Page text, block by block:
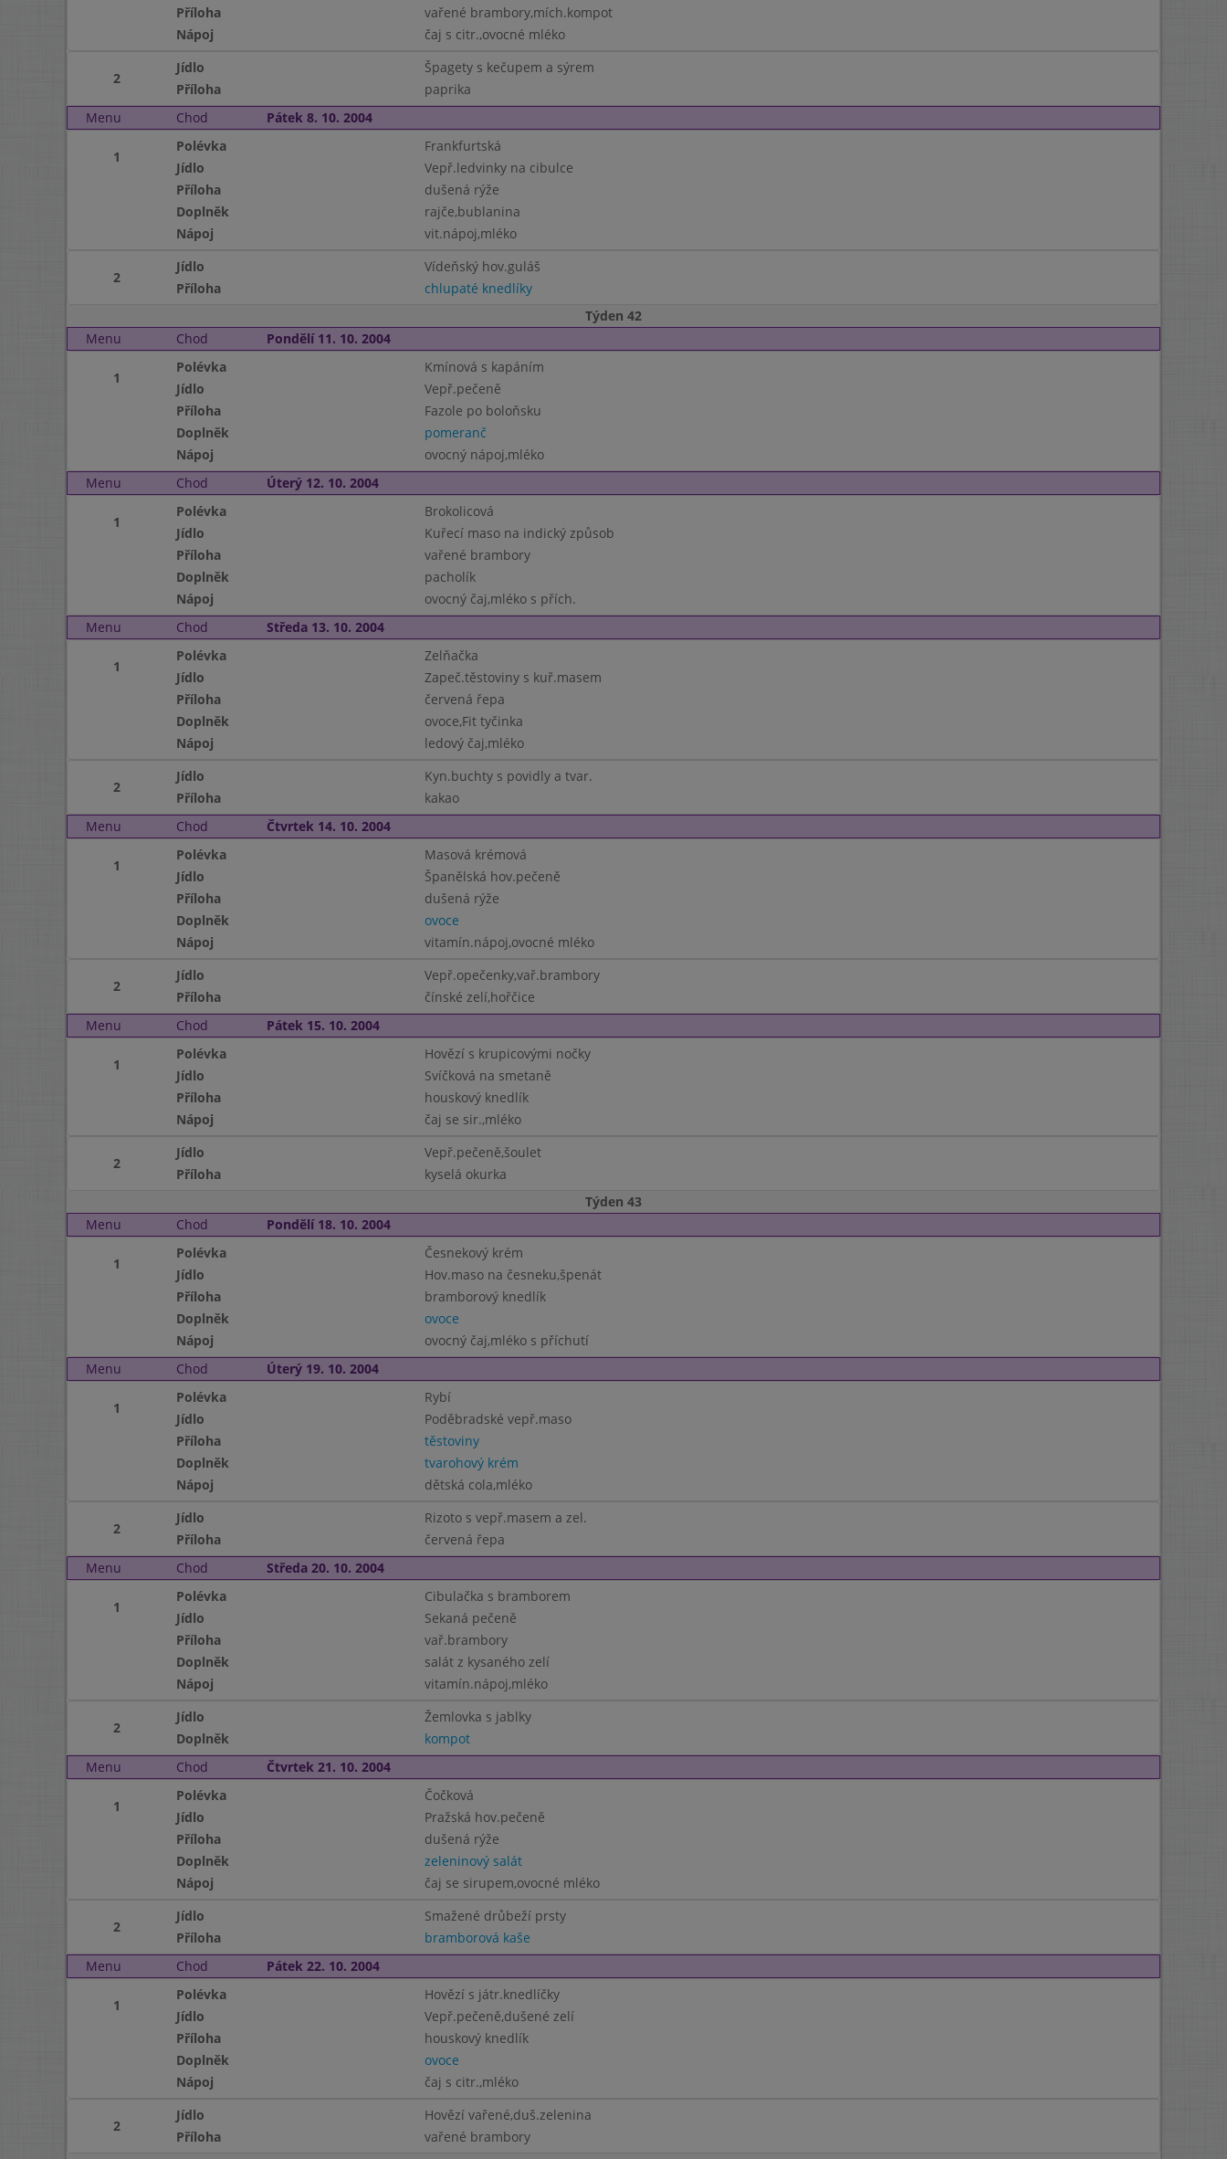
Příloha
vařené brambory,mích.kompot
Nápoj
čaj s citr.,ovocné mléko
2
Jídlo
Špagety s kečupem a sýrem
Příloha
paprika
Menu
Chod Pátek 8. 10. 2004
1
Polévka
Frankfurtská
Jídlo
Vepř.ledvinky na cibulce
Příloha
dušená rýže
Doplněk
rajče,bublanina
Nápoj
vit.nápoj,mléko
2
Jídlo
Vídeňský hov.guláš
Příloha
chlupaté knedlíky
Týden 42
Menu
Chod Pondělí 11. 10. 2004
1
Polévka
Kmínová s kapáním
Jídlo
Vepř.pečeně
Příloha
Fazole po boloňsku
Doplněk
pomeranč
Nápoj
ovocný nápoj,mléko
Menu
Chod Úterý 12. 10. 2004
1
Polévka
Brokolicová
Jídlo
Kuřecí maso na indický způsob
Příloha
vařené brambory
Doplněk
pacholík
Nápoj
ovocný čaj,mléko s přích.
Menu
Chod Středa 13. 10. 2004
1
Polévka
Zelňačka
Jídlo
Zapeč.těstoviny s kuř.masem
Příloha
červená řepa
Doplněk
ovoce,Fit tyčinka
Nápoj
ledový čaj,mléko
2
Jídlo
Kyn.buchty s povidly a tvar.
Příloha
kakao
Menu
Chod Čtvrtek 14. 10. 2004
1
Polévka
Masová krémová
Jídlo
Španělská hov.pečeně
Příloha
dušená rýže
Doplněk
ovoce
Nápoj
vitamín.nápoj,ovocné mléko
2
Jídlo
Vepř.opečenky,vař.brambory
Příloha
čínské zelí,hořčice
Menu
Chod Pátek 15. 10. 2004
1
Polévka
Hovězí s krupicovými nočky
Jídlo
Svíčková na smetaně
Příloha
houskový knedlík
Nápoj
čaj se sir.,mléko
2
Jídlo
Vepř.pečeně,šoulet
Příloha
kyselá okurka
Týden 43
Menu
Chod Pondělí 18. 10. 2004
1
Polévka
Česnekový krém
Jídlo
Hov.maso na česneku,špenát
Příloha
bramborový knedlík
Doplněk
ovoce
Nápoj
ovocný čaj,mléko s příchutí
Menu
Chod Úterý 19. 10. 2004
1
Polévka
Rybí
Jídlo
Poděbradské vepř.maso
Příloha
těstoviny
Doplněk
tvarohový krém
Nápoj
dětská cola,mléko
2
Jídlo
Rizoto s vepř.masem a zel.
Příloha
červená řepa
Menu
Chod Středa 20. 10. 2004
1
Polévka
Cibulačka s bramborem
Jídlo
Sekaná pečeně
Příloha
vař.brambory
Doplněk
salát z kysaného zelí
Nápoj
vitamín.nápoj,mléko
2
Jídlo
Žemlovka s jablky
Doplněk
kompot
Menu
Chod Čtvrtek 21. 10. 2004
1
Polévka
Čočková
Jídlo
Pražská hov.pečeně
Příloha
dušená rýže
Doplněk
zeleninový salát
Nápoj
čaj se sirupem,ovocné mléko
2
Jídlo
Smažené drůbeží prsty
Příloha
bramborová kaše
Menu
Chod Pátek 22. 10. 2004
1
Polévka
Hovězí s játr.knedlíčky
Jídlo
Vepř.pečeně,dušené zelí
Příloha
houskový knedlík
Doplněk
ovoce
Nápoj
čaj s citr.,mléko
2
Jídlo
Hovězí vařené,duš.zelenina
Příloha
vařené brambory